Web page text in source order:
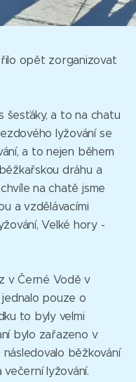
opět zorganizovat
šesťáky, a to na chatu
lyžování se
a to nejen během
dráhu a
na chatě jsme
a vzdělávacími
Velké hory -
v Černé Vodě v
jednalo pouze o
to byly velmi
bylo zařazeno v
běžkování
lyžování.